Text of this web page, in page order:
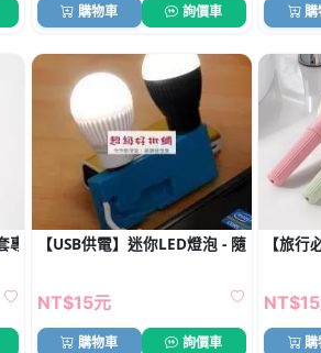
購物車 詢價車 購
專用背帶 - 手搖杯外出便攜配件
【USB供電】迷你LED燈泡 - 隨身照明小
NT$15元
購物車 詢價車
【旅
購